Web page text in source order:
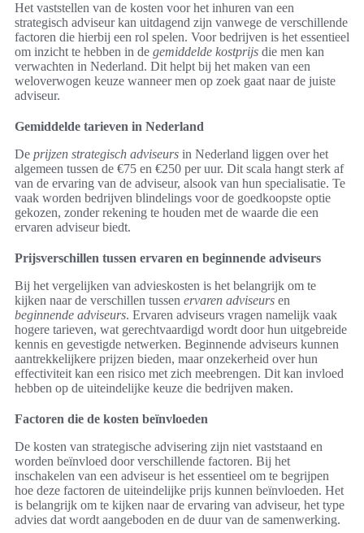
Het vaststellen van de kosten voor het inhuren van een
strategisch adviseur kan uitdagend zijn vanwege de verschillende
factoren die hierbij een rol spelen. Voor bedrijven is het essentieel
om inzicht te hebben in de gemiddelde kostprijs die men kan
verwachten in Nederland. Dit helpt bij het maken van een
weloverwogen keuze wanneer men op zoek gaat naar de juiste
adviseur.
Gemiddelde tarieven in Nederland
De prijzen strategisch adviseurs in Nederland liggen over het
algemeen tussen de €75 en €250 per uur. Dit scala hangt sterk af
van de ervaring van de adviseur, alsook van hun specialisatie. Te
vaak worden bedrijven blindelings voor de goedkoopste optie
gekozen, zonder rekening te houden met de waarde die een
ervaren adviseur biedt.
Prijsverschillen tussen ervaren en beginnende adviseurs
Bij het vergelijken van advieskosten is het belangrijk om te
kijken naar de verschillen tussen ervaren adviseurs en
beginnende adviseurs. Ervaren adviseurs vragen namelijk vaak
hogere tarieven, wat gerechtvaardigd wordt door hun uitgebreide
kennis en gevestigde netwerken. Beginnende adviseurs kunnen
aantrekkelijkere prijzen bieden, maar onzekerheid over hun
effectiviteit kan een risico met zich meebrengen. Dit kan invloed
hebben op de uiteindelijke keuze die bedrijven maken.
Factoren die de kosten beïnvloeden
De kosten van strategische advisering zijn niet vaststaand en
worden beïnvloed door verschillende factoren. Bij het
inschakelen van een adviseur is het essentieel om te begrijpen
hoe deze factoren de uiteindelijke prijs kunnen beïnvloeden. Het
is belangrijk om te kijken naar de ervaring van adviseur, het type
advies dat wordt aangeboden en de duur van de samenwerking.